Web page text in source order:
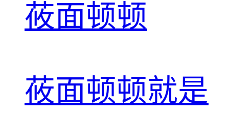
莜面顿顿
莜面顿顿就是